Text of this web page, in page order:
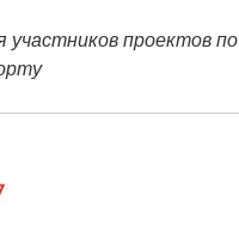
участников проектов по